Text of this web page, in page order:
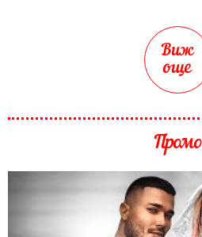
Виж
още
Промо